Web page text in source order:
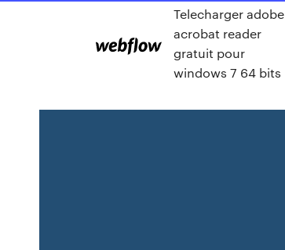
Telecharger adobe
acrobat reader
gratuit pour
windows 7 64 bits